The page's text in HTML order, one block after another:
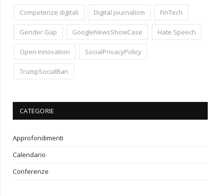
Competenze digitali Digital journalism FinTech
Gender Gap GoogleNewsShowCase Hate Speech
Open Innovation SocialPrivacyPolicy
TrumpSocialBan
CATEGORIE
Approfondimenti
Calendario
Conferenze